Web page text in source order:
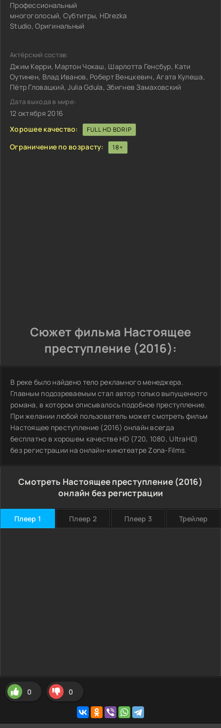
Профессиональный
многоголосый, Субтитры, HDrezka
Studio, Оригинальный
Актёрский состав:
Джим Керри, Мартон Чокаш, Шарлотта Генсбур, Кати
Оутинен, Влад Иванов, Роберт Венцкевич, Агата Кулеша,
Пётр Гловацкий, Julia Gdula, Збигнев Замаховский
Дата выхода в мире:
12 октября 2016
Хорошее качество:
FULL HD BDRIP
Ограничение по возрасту: 18+
Сюжет фильма Настоящее
преступление (2016):
В реке было найдено тело рекламного менеджера.
Главным подозреваемым стал автор только выпущенного
романа, в котором описывалось подобное преступление.
При желании любой пользователь может смотреть фильм
Настоящее преступление (2016) онлайн всегда
бесплатно в хорошем качестве HD (720, 1080, UltraHD)
без регистрации на онлайн-кинотеатре Zona-Films.
Смотреть Настоящее преступление (2016)
онлайн без регистрации
Плеер 1 Плеер 2 Плеер 3 Трейлер
0 0